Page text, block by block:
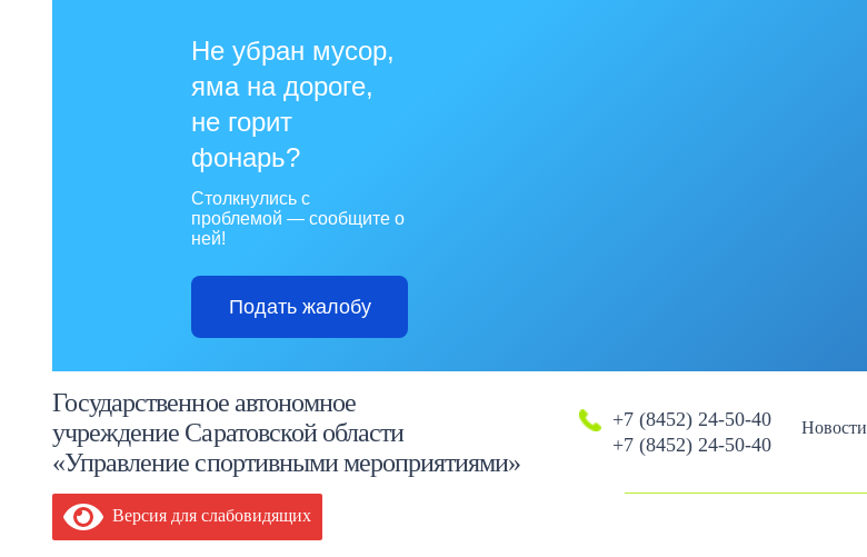
Не убран мусор,
яма на дороге,
не горит
фонарь?
Столкнулись с
проблемой — сообщите о
ней!
Подать жалобу
Государственное автономное
учреждение Саратовской области
«Управление спортивными мероприятиями»
+7 (8452) 24-50-40
+7 (8452) 24-50-40
Новости
Версия для слабовидящих